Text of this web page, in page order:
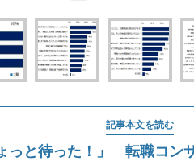
記事本文を読む
っと待った！」 転職コン